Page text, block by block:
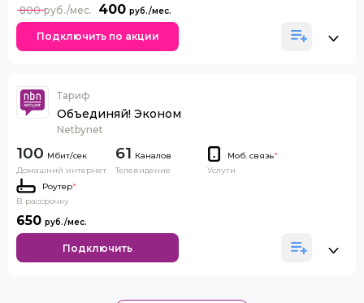
400
800
Подключить по акции
Тариф
Объединяй! Эконом
Netbynet
100
Домашний интернет
61 Каналов
Телевидение
Моб. связь*
Услуги
Роутер*
В рассрочку
650
Подключить